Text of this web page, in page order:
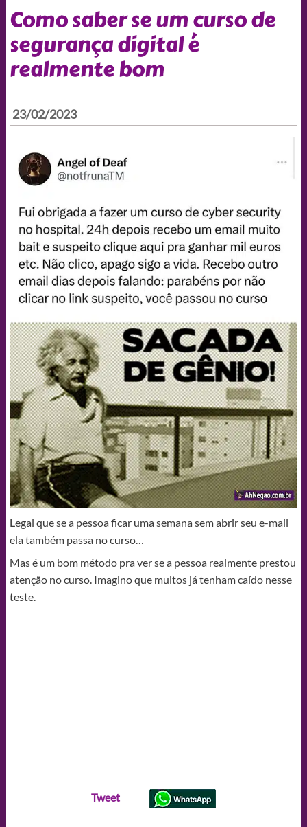
Como saber se um curso de
segurança digital é
realmente bom
23/02/2023
Legal que se a pessoa ficar uma semana sem abrir seu e-mail
ela também passa no curso…
Mas é um bom método pra ver se a pessoa realmente prestou
atenção no curso. Imagino que muitos já tenham caído nesse
teste.
Tweet